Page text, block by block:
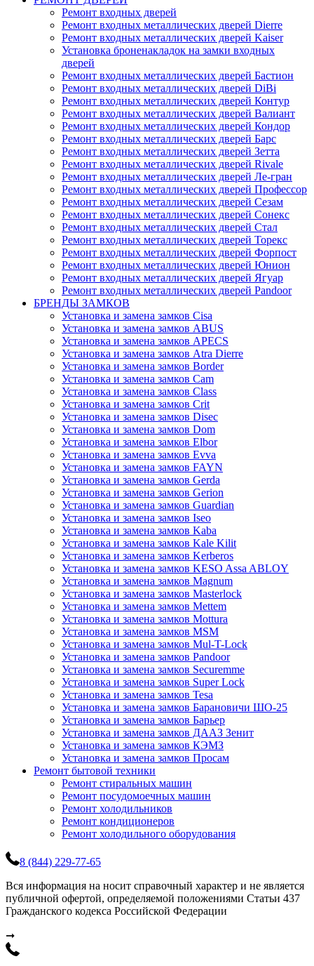
Ремонт входных дверей
Ремонт входных металлических дверей Dierre
Ремонт входных металлических дверей Kaiser
Установка броненакладок на замки входных
дверей
Ремонт входных металлических дверей Бастион
Ремонт входных металлических дверей DiBi
Ремонт входных металлических дверей Контур
Ремонт входных металлических дверей Валиант
Ремонт входных металлических дверей Кондор
Ремонт входных металлических дверей Барс
Ремонт входных металлических дверей Зетта
Ремонт входных металлических дверей Rivale
Ремонт входных металлических дверей Ле-гран
Ремонт входных металлических дверей Профессор
Ремонт входных металлических дверей Сезам
Ремонт входных металлических дверей Сонекс
Ремонт входных металлических дверей Стал
Ремонт входных металлических дверей Торекс
Ремонт входных металлических дверей Форпост
Ремонт входных металлических дверей Юнион
Ремонт входных металлических дверей Ягуар
Ремонт входных металлических дверей Pandoor
БРЕНДЫ ЗАМКОВ
Установка и замена замков Cisa
Установка и замена замков ABUS
Установка и замена замков APECS
Установка и замена замков Atra Dierre
Установка и замена замков Border
Установка и замена замков Cam
Установка и замена замков Class
Установка и замена замков Crit
Установка и замена замков Disec
Установка и замена замков Dom
Установка и замена замков Elbor
Установка и замена замков Evva
Установка и замена замков FAYN
Установка и замена замков Gerda
Установка и замена замков Gerion
Установка и замена замков Guardian
Установка и замена замков Iseo
Установка и замена замков Kaba
Установка и замена замков Kale Kilit
Установка и замена замков Kerberos
Установка и замена замков KESO Assa ABLOY
Установка и замена замков Magnum
Установка и замена замков Masterlock
Установка и замена замков Mettem
Установка и замена замков Mottura
Установка и замена замков MSM
Установка и замена замков Mul-T-Lock
Установка и замена замков Pandoor
Установка и замена замков Securemme
Установка и замена замков Super Lock
Установка и замена замков Tesa
Установка и замена замков Барановичи ШО-25
Установка и замена замков Барьер
Установка и замена замков ДААЗ Зенит
Установка и замена замков КЭМЗ
Установка и замена замков Просам
Ремонт бытовой техники
Ремонт стиральных машин
Ремонт посудомоечных машин
Ремонт холодильников
Ремонт кондиционеров
Ремонт холодильного оборудования
8 (844) 229-77-65
Вся информация на носит справочный характер и не является
публичной офертой, определяемой положениями Статьи 437
Гражданского кодекса Российской Федерации
➞